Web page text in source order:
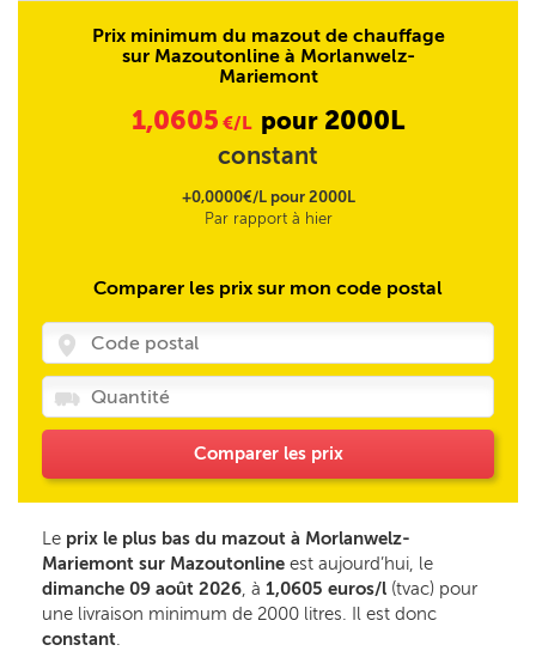
Prix minimum du mazout de chauffage
sur Mazoutonline à Morlanwelz-
Mariemont
1,0605 €/L pour 2000L
constant
+0,0000€/L pour 2000L
Par rapport à hier
Comparer les prix sur mon code postal
Comparer les prix
Le prix le plus bas du mazout à Morlanwelz-
Mariemont sur Mazoutonline est aujourd’hui, le
dimanche 09 août 2026, à 1,0605 euros/l (tvac) pour
une livraison minimum de 2000 litres. Il est donc
constant.